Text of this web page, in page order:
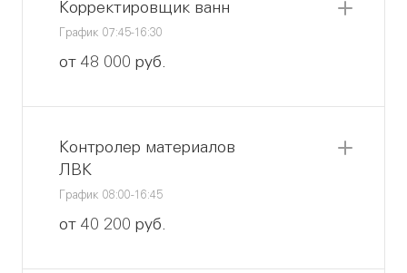
Корректировщик ванн
График 07:45-16:30
от 48 000 руб.
Контролер материалов
ЛВК
График 08:00-16:45
от 40 200 руб.